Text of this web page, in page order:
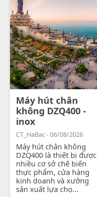
Máy hút chân
không DZQ400 -
inox
CT_HaBac - 06/08/2026
Máy hút chân không
DZQ400 là thiết bị được
nhiều cơ sở chế biến
thực phẩm, cửa hàng
kinh doanh và xưởng
sản xuất lựa chọ...